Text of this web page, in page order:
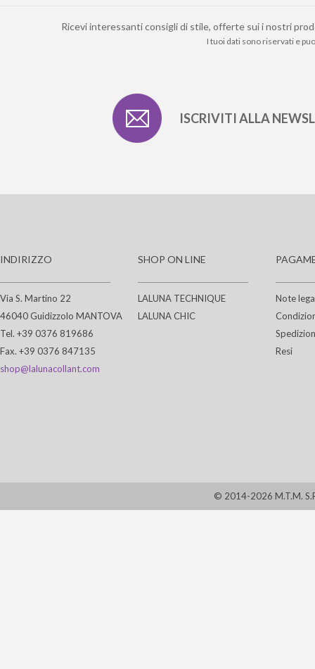
Ricevi interessanti consigli di stile, offerte sui i nostri
I tuoi dati sono riservati e
ISCRIVITI ALLA
INDIRIZZO
Via S. Martino 22
46040 Guidizzolo MANTOVA
Tel. +39 0376 819686
Fax. +39 0376 847135
shop@lalunacollant.com
SHOP ON LINE
LALUNA TECHNIQUE
LALUNA CHIC
Note
Resi
© 2014-2026 M.T.M.